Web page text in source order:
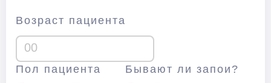
Возраст пациента
Пол пациента Бывают ли запои?